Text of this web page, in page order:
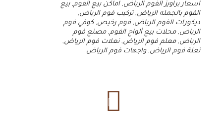
اسعار براويز الفوم الرياض,اماكن بيع الفوم,بيع
الفوم بالجمله الرياض,تركيب فوم الرياض,
ديكورات الفوم الرياض, فوم رخيص, كوفي فوم
الرياض,محلات بيع ألواح الفوم,مصنع فوم
الرياض,معلم فوم الرياض,نعلات فوم الرياض,
نعلة فوم الرياض,واجهات فوم الرياض